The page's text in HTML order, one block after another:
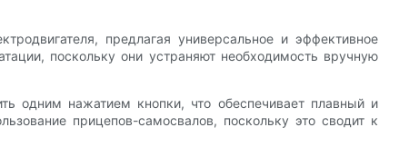
предлагая универсальное и эффективное
поскольку они устраняют необходимость вручную
одним нажатием кнопки, что обеспечивает плавный и
прицепов-самосвалов, поскольку это сводит к